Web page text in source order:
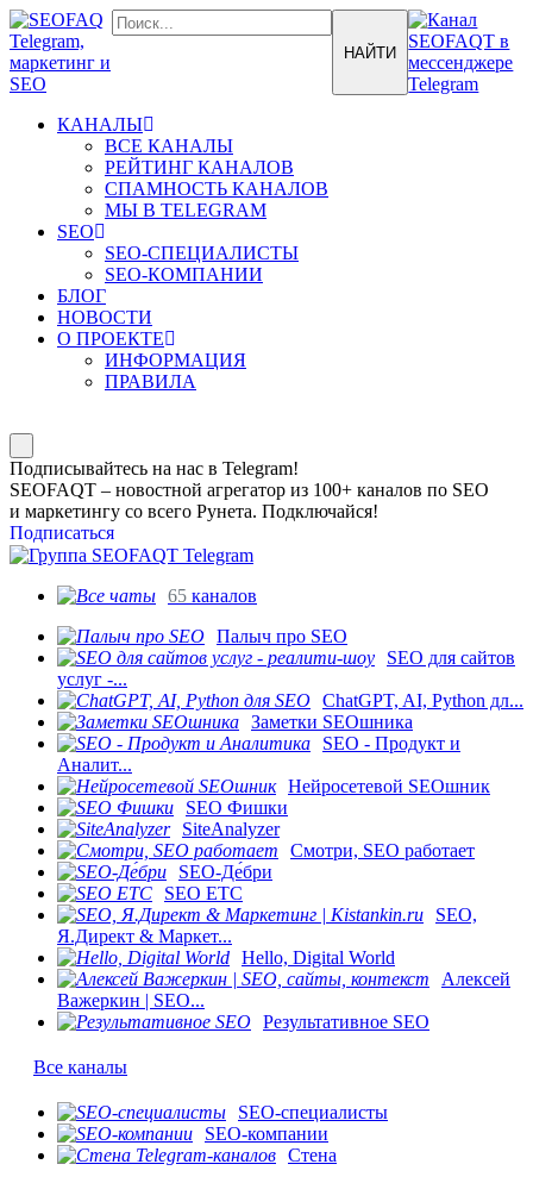
КАНАЛЫ
ВСЕ КАНАЛЫ
РЕЙТИНГ КАНАЛОВ
СПАМНОСТЬ КАНАЛОВ
МЫ В TELEGRAM
SEO
SEO-СПЕЦИАЛИСТЫ
SEO-КОМПАНИИ
БЛОГ
НОВОСТИ
О ПРОЕКТЕ
ИНФОРМАЦИЯ
ПРАВИЛА
Подписывайтесь на нас в Telegram!
SEOFAQT – новостной агрегатор из 100+ каналов по SEO
и маркетингу со всего Рунета. Подключайся!
Подписаться
65 каналов
Палыч про SEO
SEO для сайтов
услуг -...
ChatGPT, AI, Python дл...
Заметки SEOшника
SEO - Продукт и
Аналит...
Нейросетевой SEOшник
SEO Фишки
SiteAnalyzer
Смотри, SEO работает
SEO-Де́бри
SEO ETC
SEO,
Я.Директ & Маркет...
Hello, Digital World
Алексей
Важеркин | SEO...
Результативное SEO
Все каналы
SEO-специалисты
SEO-компании
Стена